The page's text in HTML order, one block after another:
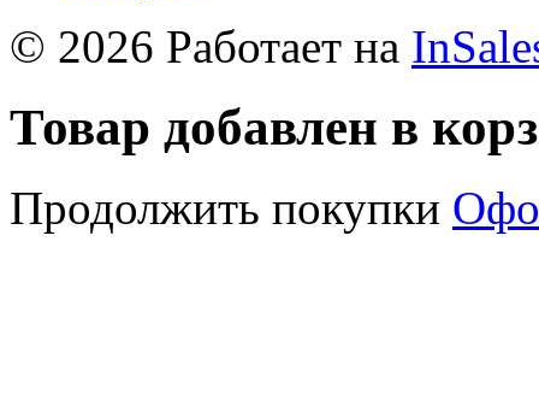
© 2026 Работает на
Товар добавлен в
Продолжить покупки